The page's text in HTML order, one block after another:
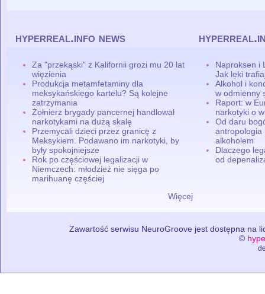
hyperreal.info news
Za "przekąski" z Kalifornii grozi mu 20 lat
więzienia
Produkcja metamfetaminy dla
meksykańskiego kartelu? Są kolejne
zatrzymania
Żołnierz brygady pancernej handlował
narkotykami na dużą skalę
Przemycali dzieci przez granicę z
Meksykiem. Podawano im narkotyki, by
były spokojniejsze
Rok po częściowej legalizacji w
Niemczech: młodzież nie sięga po
marihuanę częściej
Więcej
Naproksen i
Jak leki
Alkohol i
w odmienny
Raport: w
narkotyki o
Od daru
antropologia
alkoholem
Dlaczego
od
Zawartość serwisu NeuroGroove jest dostępna na
©